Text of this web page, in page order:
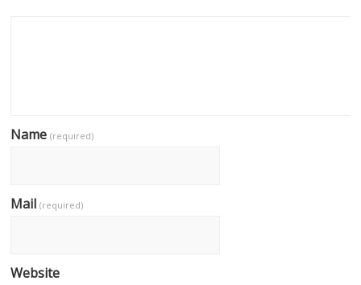
Name(required)
Mail(required)
Website